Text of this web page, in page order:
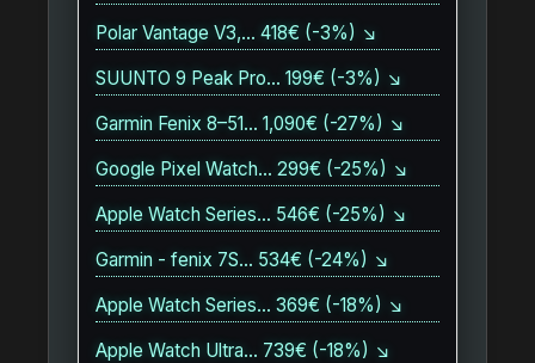
Polar Vantage V3,… 418€ (-3%) ↘
SUUNTO 9 Peak Pro… 199€ (-3%) ↘
Garmin Fenix 8–51… 1,090€ (-27%) ↘
Google Pixel Watch… 299€ (-25%) ↘
Apple Watch Series… 546€ (-25%) ↘
Garmin - fenix 7S… 534€ (-24%) ↘
Apple Watch Series… 369€ (-18%) ↘
Apple Watch Ultra… 739€ (-18%) ↘